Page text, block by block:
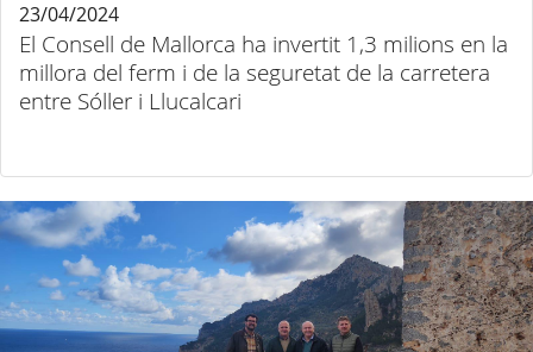
El Consell de Mallorca ha invertit 1,3 milions en la
millora del ferm i de la seguretat de la carretera
entre Sóller i Llucalcari
23/04/2024